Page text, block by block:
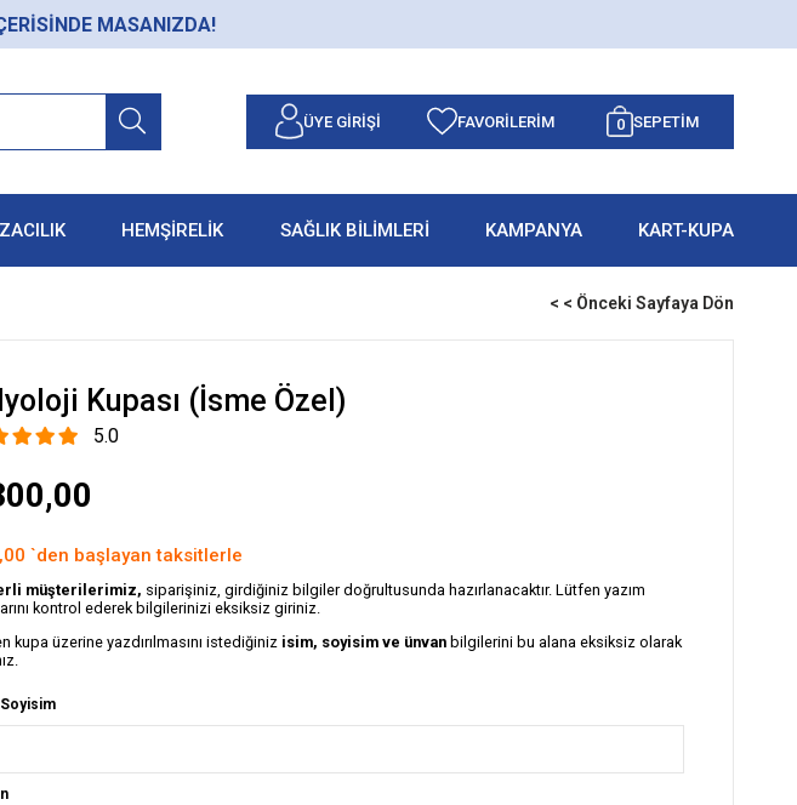
MASANIZDA!
ÜYE GIRIŞI FAVORILERIM SEPETIM
0
HEMŞİRELİK SAĞLIK BİLİMLERİ KAMPANYA KART-KUPA
< < Önceki Sayfaya Dön
Kupası (İsme Özel)
5.0
`den başlayan taksitlerle
müşterilerimiz, siparişiniz, girdiğiniz bilgiler doğrultusunda hazırlanacaktır. Lütfen yazım
kontrol ederek bilgilerinizi eksiksiz giriniz.
kupa üzerine yazdırılmasını istediğiniz isim, soyisim ve ünvanbilgilerini bu alana eksiksiz olarak